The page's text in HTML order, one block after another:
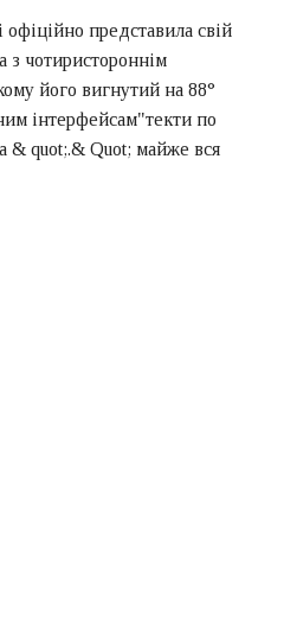
представила свій
чотиристороннім
його вигнутий на 88°
інтерфейсам"текти по
& quot;.& Quot; майже вся